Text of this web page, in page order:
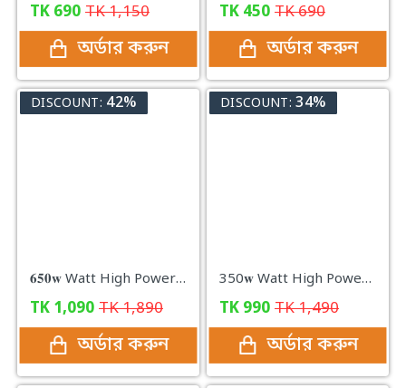
TK 690 TK1,150
অর্ডার করুন
TK 450 TK690
অর্ডার করুন
DISCOUNT: 42%
𝟔𝟓𝟎𝐰 Watt High Power Grinder Machine ১০০% কার্যকরী প্রোডাক্ট
TK 1,090 TK1,890
অর্ডার করুন
DISCOUNT: 34%
350𝐰 Watt High Power Grinder Machine ১০০% কার্যকরী প্রোডাক্ট
TK 990 TK1,490
অর্ডার করুন